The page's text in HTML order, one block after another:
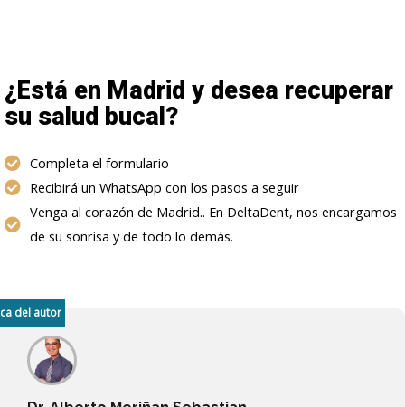
¿Está en Madrid y desea recuperar
su salud bucal?
Completa el formulario
Recibirá un WhatsApp con los pasos a seguir
Venga al corazón de Madrid.. En DeltaDent, nos encargamos
de su sonrisa y de todo lo demás.
del autor